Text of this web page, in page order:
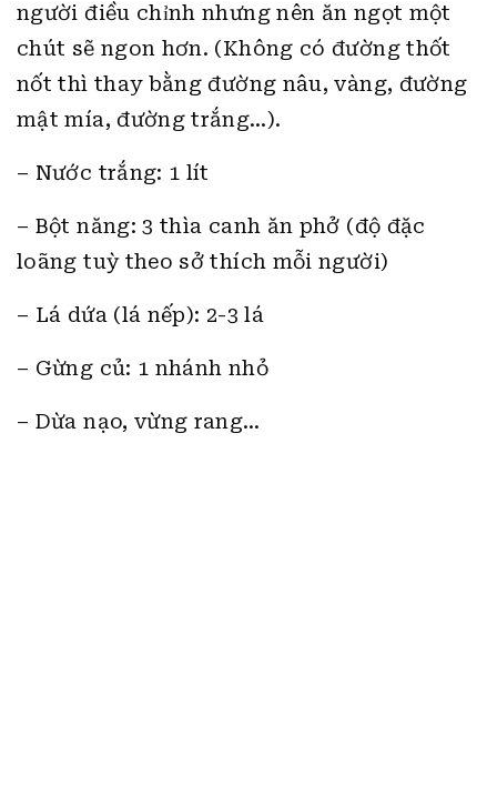
người điều chỉnh nhưng nên ăn ngọt một
chút sẽ ngon hơn. (Không có đường thốt
nốt thì thay bằng đường nâu, vàng, đường
mật mía, đường trắng…).
– Nước trắng: 1 lít
– Bột năng: 3 thìa canh ăn phở (độ đặc
loãng tuỳ theo sở thích mỗi người)
– Lá dứa (lá nếp): 2-3 lá
– Gừng củ: 1 nhánh nhỏ
– Dừa nạo, vừng rang…